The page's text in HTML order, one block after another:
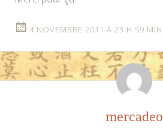
4 NOVEMBRE 2011 À 23 H 59 MIN
mercadeo